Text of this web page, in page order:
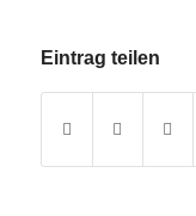
Eintrag teilen